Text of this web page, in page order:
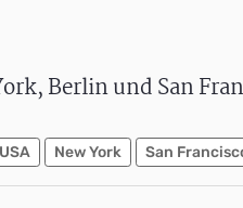
Berlin und San
USA New York San